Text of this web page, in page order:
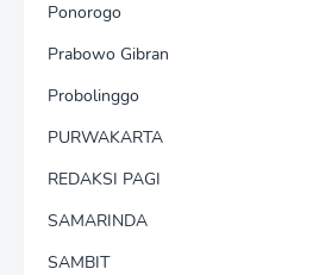
Ponorogo
Prabowo Gibran
Probolinggo
PURWAKARTA
REDAKSI PAGI
SAMARINDA
SAMBIT